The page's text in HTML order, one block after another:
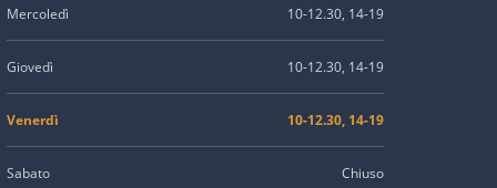
Mercoledì 10-12.30, 14-19
Giovedì 10-12.30, 14-19
Venerdì 10-12.30, 14-19
Sabato Chiuso